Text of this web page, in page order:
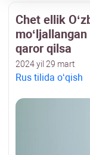
Chet ellik
qaror qilsa
2024 yil 29 mart
Rus tilida oʻqish